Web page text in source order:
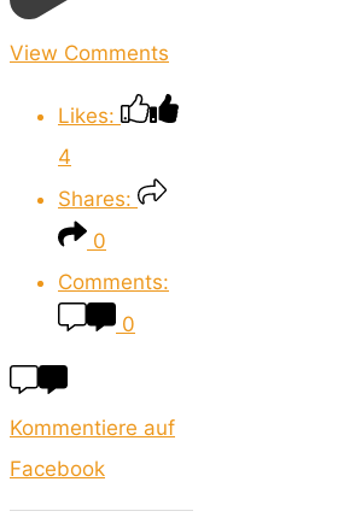
View Comments
Likes:
4
Shares:
0
Comments:
0
Kommentiere auf
Facebook